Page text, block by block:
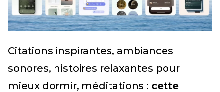
Citations inspirantes, ambiances
sonores, histoires relaxantes pour
mieux dormir, méditations : cette